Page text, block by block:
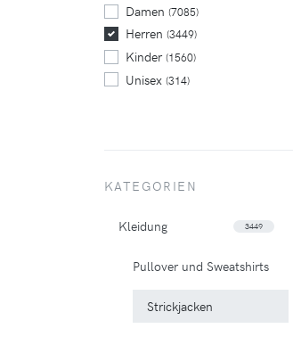
Damen (7085)
Herren (3449)
Kinder(1560)
Unisex (314)
KATEGORIEN
Kleidung 3449
Pullover und Sweatshirts
Strickjacken